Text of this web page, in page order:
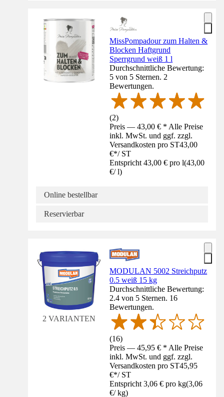
MissPompadour zum Halten &
Blocken Haftgrund
Sperrgrund weiß 1 l
Durchschnittliche Bewertung:
5 von 5 Sternen. 2
Bewertungen.
(2)
Preis — 43,00 € * Alle Preise
inkl. MwSt. und ggf. zzgl.
Versandkosten pro ST43,00
€*/ ST
Entspricht 43,00 € pro l(43,00
€/ l)
Online bestellbar
Reservierbar
2 VARIANTEN
MODULAN 5002 Streichputz
0.5 weiß 15 kg
Durchschnittliche Bewertung:
2.4 von 5 Sternen. 16
Bewertungen.
(16)
Preis — 45,95 € * Alle Preise
inkl. MwSt. und ggf. zzgl.
Versandkosten pro ST45,95
€*/ ST
Entspricht 3,06 € pro kg(3,06
€/ kg)